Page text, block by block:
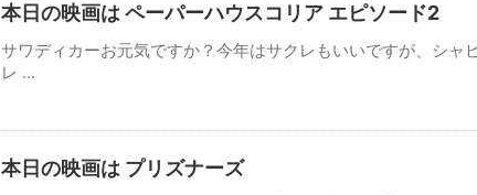
本日の映画は ペーパーハウスコリア エピソード2
サワディカーお元気ですか？今年はサクレもいいですが、シャ
レ ...
本日の映画は プリズナーズ